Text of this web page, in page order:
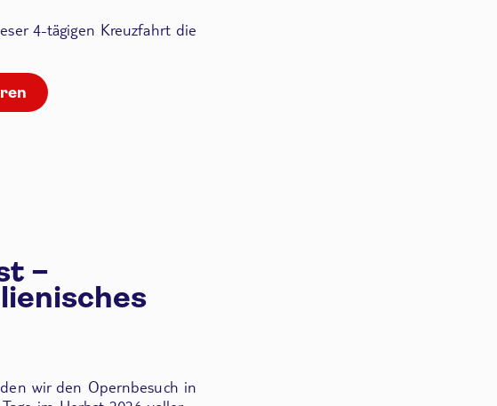
4-tägigen Kreuzfahrt die
–
wir den Opernbesuch in